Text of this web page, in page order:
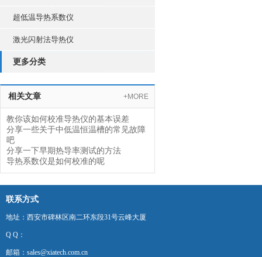
超低温导热系数仪
激光闪射法导热仪
更多分类
相关文章 +MORE
教你该如何校准导热仪的基本误差
分享一些关于中低温恒温槽的常见故障
吧
分享一下早期热导率测试的方法
导热系数仪是如何校准的呢
联系方式
地址：西安市碑林区南二环东段31号云峰大厦
Q Q：
邮箱：sales@xiatech.com.cn